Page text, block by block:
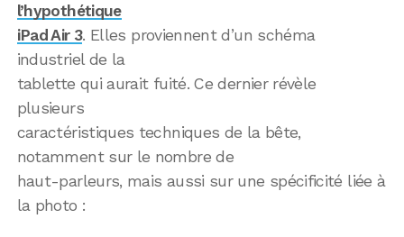
l’hypothétique
iPad Air 3. Elles proviennent d’un schéma
industriel de la
tablette qui aurait fuité. Ce dernier révèle
plusieurs
caractéristiques techniques de la bête,
notamment sur le nombre de
haut-parleurs, mais aussi sur une spécificité liée à
la photo :